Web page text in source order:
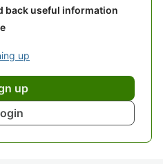
back useful information
up
up